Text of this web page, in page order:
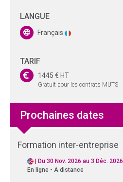
LANGUE
Français
TARIF
1445 € HT
Gratuit pour les contrats MUTS
Prochaines dates
Formation inter-entreprise
Du 30 Nov. 2026 au 3 Déc. 2026
En ligne - A distance